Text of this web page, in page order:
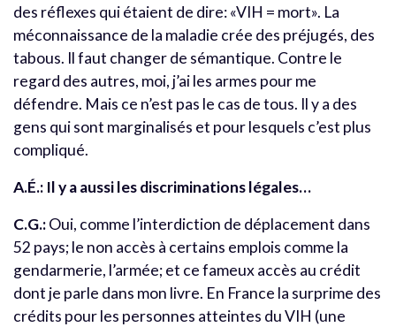
des réflexes qui étaient de dire: «VIH = mort». La
méconnaissance de la maladie crée des préjugés, des
tabous. Il faut changer de sémantique. Contre le
regard des autres, moi, j’ai les armes pour me
défendre. Mais ce n’est pas le cas de tous. Il y a des
gens qui sont marginalisés et pour lesquels c’est plus
compliqué.
A.É.: Il y a aussi les discriminations légales…
C.G.:Oui, comme l’interdiction de déplacement dans
52 pays; le non accès à certains emplois comme la
gendarmerie, l’armée; et ce fameux accès au crédit
dont je parle dans mon livre. En France la surprime des
crédits pour les personnes atteintes du VIH (une